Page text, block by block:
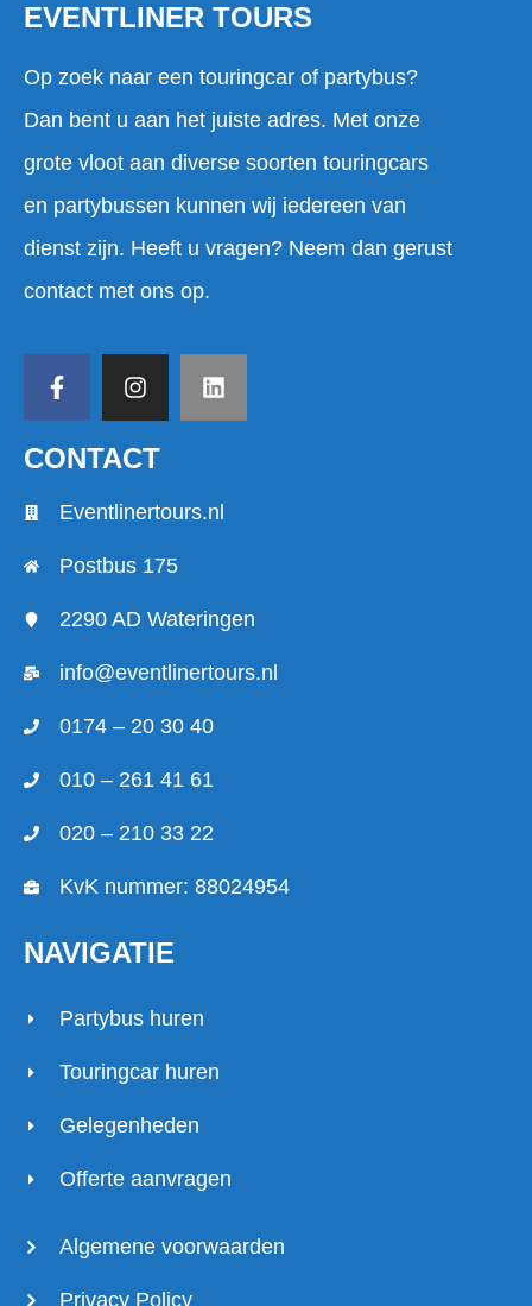
EVENTLINER TOURS
Op zoek naar een touringcar of partybus?
Dan bent u aan het juiste adres. Met onze
grote vloot aan diverse soorten touringcars
en partybussen kunnen wij iedereen van
dienst zijn. Heeft u vragen? Neem dan gerust
contact met ons op.
CONTACT
Eventlinertours.nl
Postbus 175
2290 AD Wateringen
info@eventlinertours.nl
0174 – 20 30 40
010 – 261 41 61
020 – 210 33 22
KvK nummer: 88024954
NAVIGATIE
Partybus huren
Touringcar huren
Gelegenheden
Offerte aanvragen
Algemene voorwaarden
Privacy Policy